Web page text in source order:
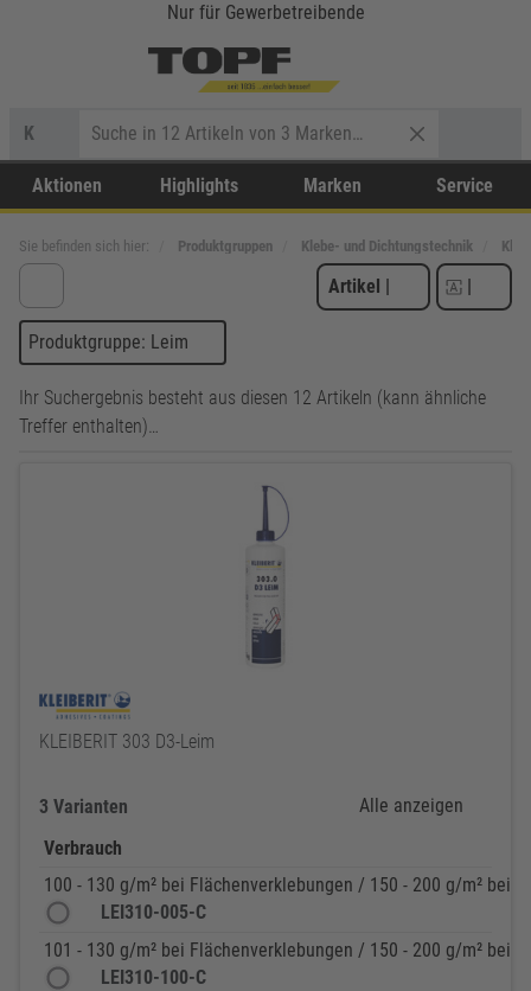
Nur für Gewerbetreibende
K
Aktionen Highlights Marken Service
Sie befinden sich hier: Produktgruppen Klebe- und Dichtungstechnik
Artikel | |
Produktgruppe: Leim
Ihr Suchergebnis besteht aus diesen 12 Artikeln (kann ähnliche
Treffer enthalten)…
KLEIBERIT 303 D3-Leim
3 Varianten
Alle anzeigen
Verbrauch
100 - 130 g/m² bei Flächenverklebungen / 150 - 200 g/m² bei
LEI310-005-C
101 - 130 g/m² bei Flächenverklebungen / 150 - 200 g/m² bei
LEI310-100-C